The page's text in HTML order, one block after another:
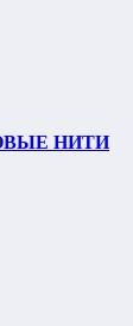
НИТИ